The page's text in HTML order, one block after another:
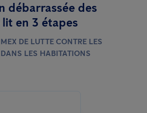
débarrassée des
en 3 étapes
DE LUTTE CONTRE LES
LES HABITATIONS